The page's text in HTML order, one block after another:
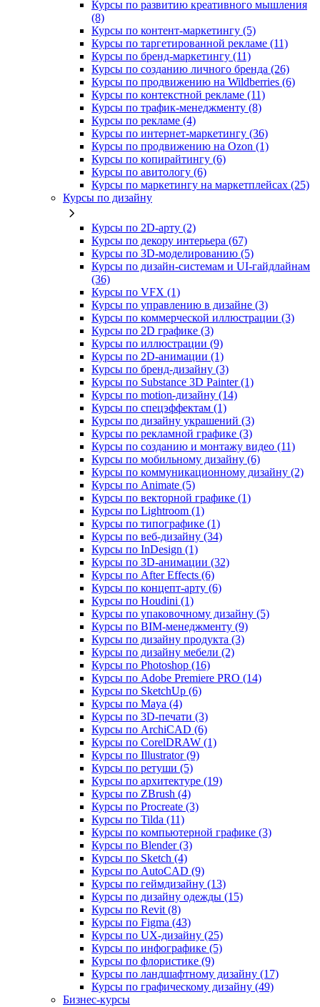
Курсы по развитию креативного мышления
(8)
Курсы по контент-маркетингу (5)
Курсы по таргетированной рекламе (11)
Курсы по бренд-маркетингу (11)
Курсы по созданию личного бренда (26)
Курсы по продвижению на Wildberries (6)
Курсы по контекстной рекламе (11)
Курсы по трафик-менеджменту (8)
Курсы по рекламе (4)
Курсы по интернет-маркетингу (36)
Курсы по продвижению на Ozon (1)
Курсы по копирайтингу (6)
Курсы по авитологу (6)
Курсы по маркетингу на маркетплейсах (25)
Курсы по дизайну
Курсы по 2D‑арту (2)
Курсы по декору интерьера (67)
Курсы по 3D‑моделированию (5)
Курсы по дизайн-системам и UI-гайдлайнам
(36)
Курсы по VFX (1)
Курсы по управлению в дизайне (3)
Курсы по коммерческой иллюстрации (3)
Курсы по 2D графике (3)
Курсы по иллюстрации (9)
Курсы по 2D‑анимации (1)
Курсы по бренд‑дизайну (3)
Курсы по Substance 3D Painter (1)
Курсы по motion-дизайну (14)
Курсы по спецэффектам (1)
Курсы по дизайну украшений (3)
Курсы по рекламной графике (3)
Курсы по созданию и монтажу видео (11)
Курсы по мобильному дизайну (6)
Курсы по коммуникационному дизайну (2)
Курсы по Animate (5)
Курсы по векторной графике (1)
Курсы по Lightroom (1)
Курсы по типографике (1)
Курсы по веб‑дизайну (34)
Курсы по InDesign (1)
Курсы по 3D‑анимации (32)
Курсы по After Effects (6)
Курсы по концепт‑арту (6)
Курсы по Houdini (1)
Курсы по упаковочному дизайну (5)
Курсы по BIM‑менеджменту (9)
Курсы по дизайну продукта (3)
Курсы по дизайну мебели (2)
Курсы по Photoshop (16)
Курсы по Adobe Premiere PRO (14)
Курсы по SketchUp (6)
Курсы по Maya (4)
Курсы по 3D-печати (3)
Курсы по ArchiCAD (6)
Курсы по CorelDRAW (1)
Курсы по Illustrator (9)
Курсы по ретуши (5)
Курсы по архитектуре (19)
Курсы по ZBrush (4)
Курсы по Procreate (3)
Курсы по Tilda (11)
Курсы по компьютерной графике (3)
Курсы по Blender (3)
Курсы по Sketch (4)
Курсы по AutoCAD (9)
Курсы по геймдизайну (13)
Курсы по дизайну одежды (15)
Курсы по Revit (8)
Курсы по Figma (43)
Курсы по UX‑дизайну (25)
Курсы по инфографике (5)
Курсы по флористике (9)
Курсы по ландшафтному дизайну (17)
Курсы по графическому дизайну (49)
Бизнес-курсы